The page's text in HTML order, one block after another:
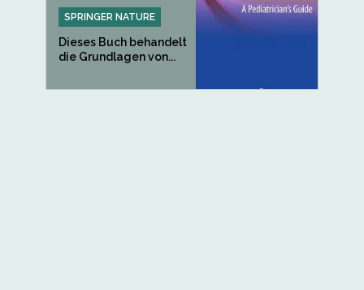
SPRINGER NATURE
Dieses Buch behandelt
die Grundlagen von...